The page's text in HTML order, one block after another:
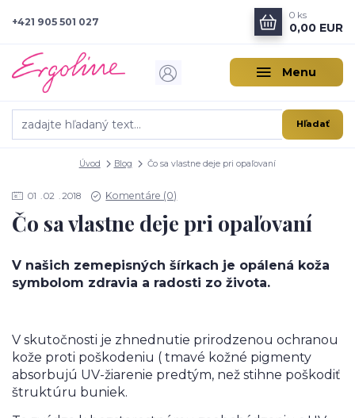
Menu
Hľadať
+421 905 501 027
0 ks
0,00 EUR
Úvod Blog Čo sa vlastne deje pri opaľovaní
01 02 2018 Komentáre (0)
Čo sa vlastne deje pri opaľovaní
V našich zemepisných šírkach je opálená koža
symbolom zdravia a radosti zo života.
V skutočnosti je zhnednutie prirodzenou ochranou
kože proti poškodeniu ( tmavé kožné pigmenty
absorbujú UV-žiarenie predtým, než stihne poškodiť
štruktúru buniek.